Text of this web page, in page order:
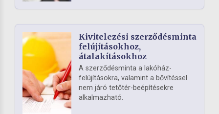
Kivitelezési szerződésminta
felújításokhoz,
átalakításokhoz
A szerződésminta a lakóház-
felújításokra, valamint a bővítéssel
nem járó tetőtér-beépítésekre
alkalmazható.